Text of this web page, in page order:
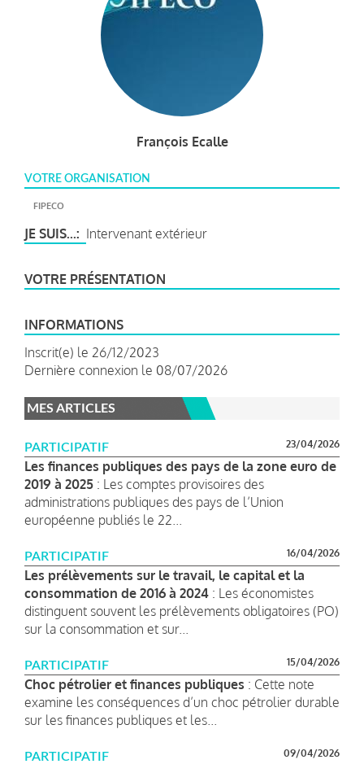
François Ecalle
VOTRE ORGANISATION
FIPECO
JE SUIS... Intervenant extérieur
VOTRE PRÉSENTATION
INFORMATIONS
Inscrit(e) le 26/12/2023
Dernière connexion le 08/07/2026
MES ARTICLES
PARTICIPATIF 23/04/2026
Les finances publiques des pays de la zone euro de
2019 à 2025 : Les comptes provisoires des
administrations publiques des pays de l’Union
européenne publiés le 22...
PARTICIPATIF 16/04/2026
Les prélèvements sur le travail, le capital et la
consommation de 2016 à 2024 : Les économistes
distinguent souvent les prélèvements obligatoires (PO)
sur la consommation et sur...
PARTICIPATIF 15/04/2026
Choc pétrolier et finances publiques : Cette note
examine les conséquences d’un choc pétrolier durable
sur les finances publiques et les...
PARTICIPATIF 09/04/2026